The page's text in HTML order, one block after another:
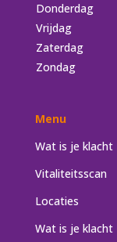
Donderdag
Vrijdag
Zaterdag
Zondag
Menu
Wat is je klacht
Vitaliteitsscan
Locaties
Wat is je klacht